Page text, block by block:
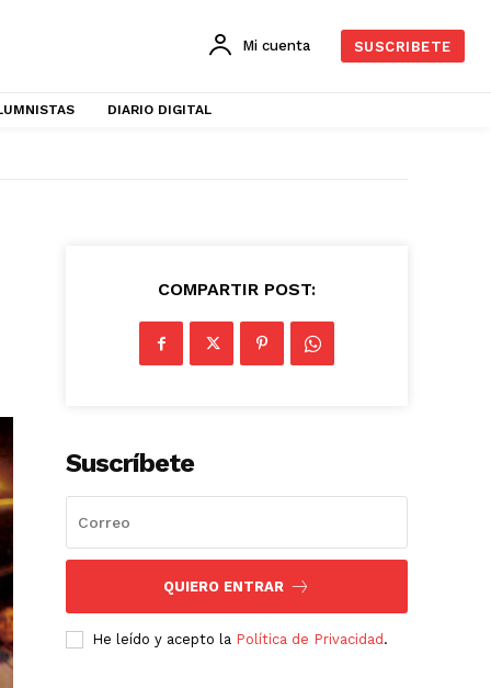
Mi cuenta SUSCRIBETE
DIARIO DIGITAL
COMPARTIR POST:
Suscríbete
QUIERO ENTRAR
He leído y acepto la Política de Privacidad .